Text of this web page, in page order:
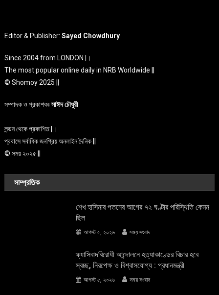
Editor & Publisher:Sayed Chowdhury
Since 2004 from LONDON |।
The most popular online daily in NRB Worldwide ||
© Shomoy 2025 ||
সম্পাদক ও প্রকাশকঃসাঈদ চৌধুরী
লন্ডন থেকে প্রকাশিত |।
প্রবাসে সর্বাধিক জনপ্রিয় অনলাইন দৈনিক ||
© সময় ২০২৫ ||
সাম্প্রতিক
শেখ হাসিনার পতনের আগের ৭২ ঘণ্টার পরিস্থিতি কেমন
ছিল
আগস্ট ৫, ২০২৬ সময় সংবাদ
ফ্যাসিবাদবিরোধী আন্দোলনে হত্যাকাণ্ডের বিচার হবে
স্বচ্ছ, নিরপেক্ষ ও বিশ্বাসযোগ্য : প্রধানমন্ত্রী
আগস্ট ৫, ২০২৬ সময় সংবাদ